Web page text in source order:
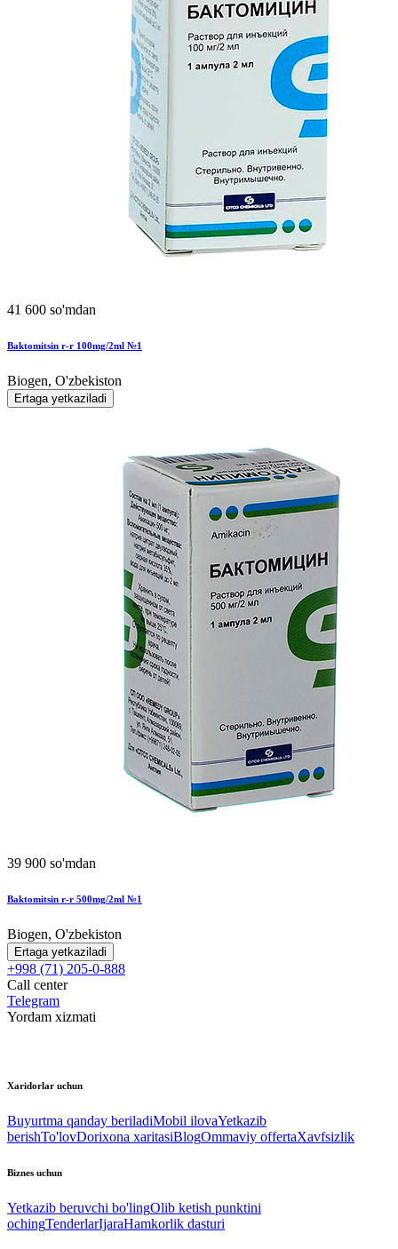
41 600 so'mdan
Baktomitsin r-r 100mg/2ml №1
Biogen, O'zbekiston
Ertaga yetkaziladi
39 900 so'mdan
Baktomitsin r-r 500mg/2ml №1
Biogen, O'zbekiston
Ertaga yetkaziladi
+998 (71) 205-0-888
Call center
Telegram
Yordam xizmati
Xaridorlar uchun
Buyurtma qanday beriladiMobil ilovaYetkazib
berishTo'lovDorixona xaritasiBlogOmmaviy offertaXavfsizlik
Biznes uchun
Yetkazib beruvchi bo'lingOlib ketish punktini
ochingTenderlarIjaraHamkorlik dasturi